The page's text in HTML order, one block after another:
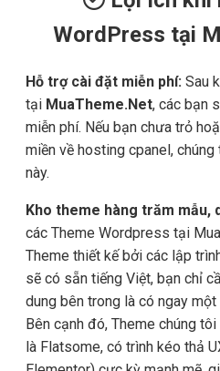
WordPress tại
Hỗ trợ cài đặt miễn phí: Sau
tại MuaTheme.Net, các bạn
miễn phí. Nếu bạn chưa trỏ
miền về hosting cpanel,
này.
Kho theme hàng trăm mẫu,
các Theme Wordpress tại
Theme thiết kế bởi các lập
sẽ có sẵn tiếng Việt, bạn chỉ
dung bên trong là có ngay
Bên cạnh đó, Theme chúng
là Flatsome, có trình kéo thả